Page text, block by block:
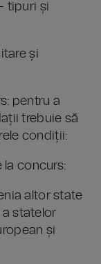
tipuri și
și
pentru a
trebuie să
condiții:
la concurs:
altor state
a statelor
și